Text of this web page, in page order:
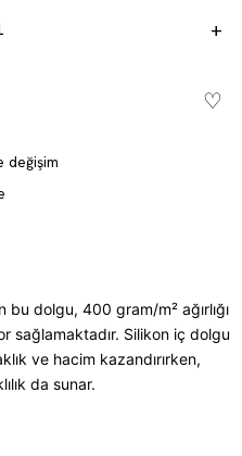
+
♡
değişim
bu dolgu, 400 gram/m² ağırlığı
sağlamaktadır. Silikon iç dolgu
ve hacim kazandırırken,
da sunar.